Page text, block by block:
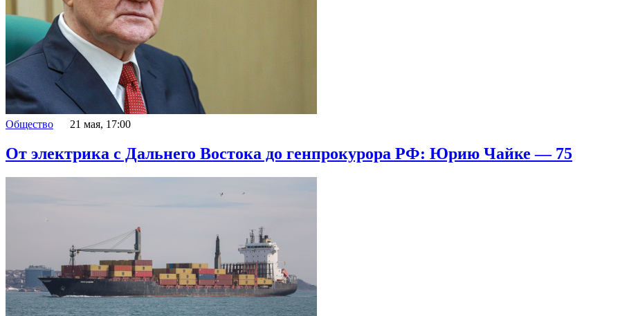
Общество 21 мая, 17:00
От электрика с Дальнего Востока до генпрокурора РФ: Юрию Чайке — 75